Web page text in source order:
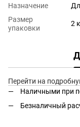
Назначение
Размер
упаковки
2
Перейти на
Наличными при
Безналичный